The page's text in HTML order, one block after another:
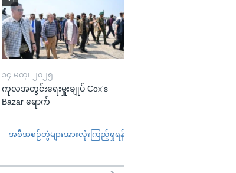
၁၄ မတ္၊ ၂၀၂၅
ကုလအတွင်းရေးမှူးချုပ် Cox's
Bazar ရောက်
အစီအစဉ်တွဲများအားလုံးကြည့်ရှုရန်